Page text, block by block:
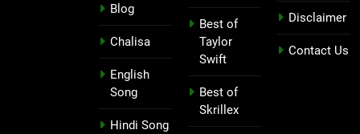
Blog
Chalisa
English
Song
Hindi Song
Best of
Taylor
Swift
Best of
Skrillex
Disclaimer
Contact Us